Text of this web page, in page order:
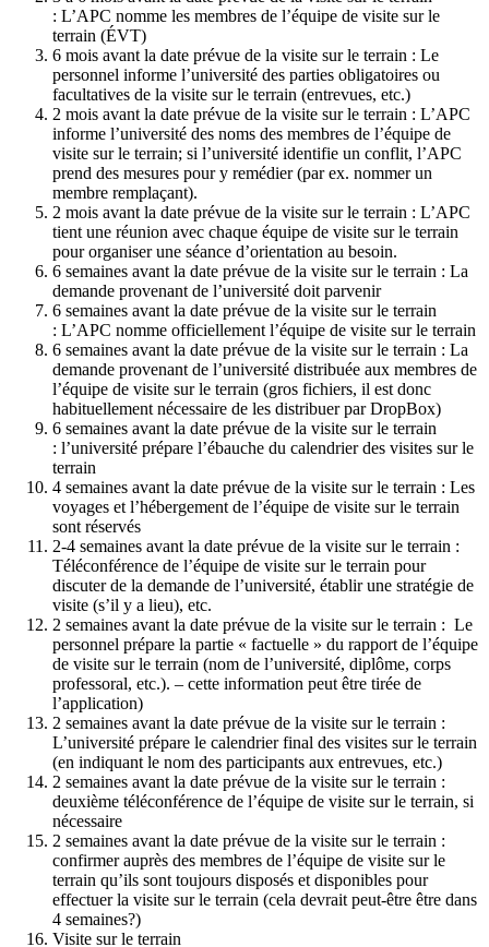
: L’APC nomme les membres de l’équipe de visite sur le
terrain (ÉVT)
6 mois avant la date prévue de la visite sur le terrain : Le
personnel informe l’université des parties obligatoires ou
facultatives de la visite sur le terrain (entrevues, etc.)
2 mois avant la date prévue de la visite sur le terrain : L’APC
informe l’université des noms des membres de l’équipe de
visite sur le terrain; si l’université identifie un conflit, l’APC
prend des mesures pour y remédier (par ex. nommer un
membre remplaçant).
2 mois avant la date prévue de la visite sur le terrain : L’APC
tient une réunion avec chaque équipe de visite sur le terrain
pour organiser une séance d’orientation au besoin.
6 semaines avant la date prévue de la visite sur le terrain : La
demande provenant de l’université doit parvenir
6 semaines avant la date prévue de la visite sur le terrain
: L’APC nomme officiellement l’équipe de visite sur le terrain
6 semaines avant la date prévue de la visite sur le terrain : La
demande provenant de l’université distribuée aux membres de
l’équipe de visite sur le terrain (gros fichiers, il est donc
habituellement nécessaire de les distribuer par DropBox)
6 semaines avant la date prévue de la visite sur le terrain
: l’université prépare l’ébauche du calendrier des visites sur le
terrain
4 semaines avant la date prévue de la visite sur le terrain : Les
voyages et l’hébergement de l’équipe de visite sur le terrain
sont réservés
2-4 semaines avant la date prévue de la visite sur le terrain :
Téléconférence de l’équipe de visite sur le terrain pour
discuter de la demande de l’université, établir une stratégie de
visite (s’il y a lieu), etc.
2 semaines avant la date prévue de la visite sur le terrain : Le
personnel prépare la partie « factuelle » du rapport de l’équipe
de visite sur le terrain (nom de l’université, diplôme, corps
professoral, etc.). – cette information peut être tirée de
l’application)
2 semaines avant la date prévue de la visite sur le terrain :
L’université prépare le calendrier final des visites sur le terrain
(en indiquant le nom des participants aux entrevues, etc.)
2 semaines avant la date prévue de la visite sur le terrain :
deuxième téléconférence de l’équipe de visite sur le terrain, si
nécessaire
2 semaines avant la date prévue de la visite sur le terrain :
confirmer auprès des membres de l’équipe de visite sur le
terrain qu’ils sont toujours disposés et disponibles pour
effectuer la visite sur le terrain (cela devrait peut-être être dans
4 semaines?)
Visite sur le terrain